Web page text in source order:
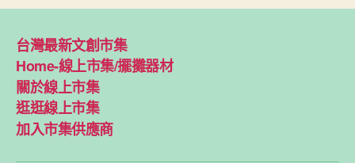
台灣最新文創市集
Home-線上市集/擺攤器材
關於線上市集
逛逛線上市集
加入市集供應商